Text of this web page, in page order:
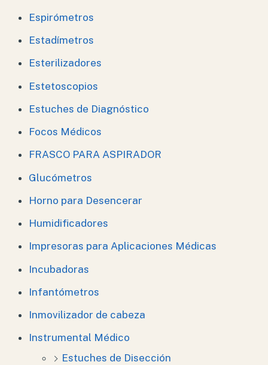
Espirómetros
Estadímetros
Esterilizadores
Estetoscopios
Estuches de Diagnóstico
Focos Médicos
FRASCO PARA ASPIRADOR
Glucómetros
Horno para Desencerar
Humidificadores
Impresoras para Aplicaciones Médicas
Incubadoras
Infantómetros
Inmovilizador de cabeza
Instrumental Médico
Estuches de Disección